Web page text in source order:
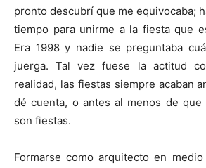
pronto descubrí que me equivocaba;
tiempo para unirme a la fiesta que
Era 1998 y nadie se preguntaba
juerga. Tal vez fuese la actitud
realidad, las fiestas siempre acaban
dé cuenta, o antes al menos de
son fiestas.
Formarse como arquitecto en